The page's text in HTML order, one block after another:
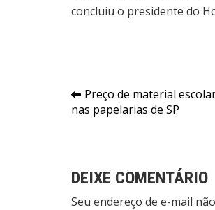
concluiu o presidente do
Navegação
de
Preço de material
nas papelarias de SP
DEIXE COMENTÁRIO
Seu endereço de e-mail